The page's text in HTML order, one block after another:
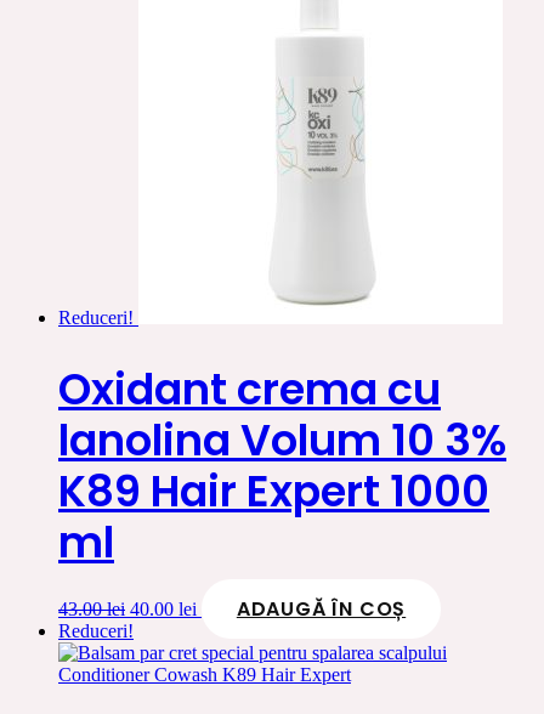
Reduceri!
Oxidant crema cu
lanolina Volum 10 3%
K89 Hair Expert 1000
ml
43.00lei Prețul
inițial
a
fost:
40.00 lei Prețul
este:
40.00 lei.
ADAUGĂ ÎN COȘ
Reduceri!